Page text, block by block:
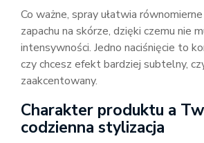
Co ważne, spray ułatwia
zapachu na skórze, dzięki czemu nie
intensywności. Jedno naciśnięcie to
czy chcesz efekt bardziej subtelny,
zaakcentowany.
Charakter produktu a
codzienna stylizacja